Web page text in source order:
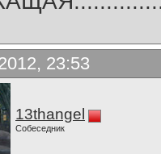
23:53
13thangel
Собеседник